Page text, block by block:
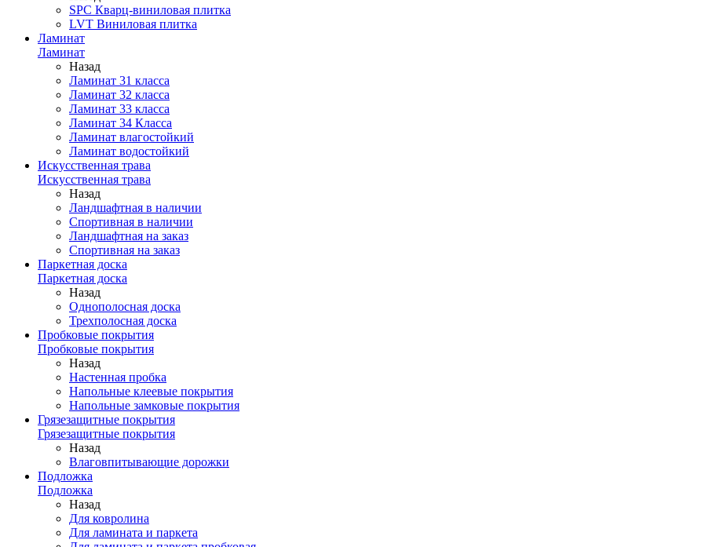
SPC Кварц-виниловая плитка
LVT Виниловая плитка
Ламинат
Ламинат
Назад
Ламинат 31 класса
Ламинат 32 класса
Ламинат 33 класса
Ламинат 34 Класса
Ламинат влагостойкий
Ламинат водостойкий
Искусственная трава
Искусственная трава
Назад
Ландшафтная в наличии
Спортивная в наличии
Ландшафтная на заказ
Спортивная на заказ
Паркетная доска
Паркетная доска
Назад
Однополосная доска
Трехполосная доска
Пробковые покрытия
Пробковые покрытия
Назад
Настенная пробка
Напольные клеевые покрытия
Напольные замковые покрытия
Грязезащитные покрытия
Грязезащитные покрытия
Назад
Влаговпитывающие дорожки
Подложка
Подложка
Назад
Для ковролина
Для ламината и паркета